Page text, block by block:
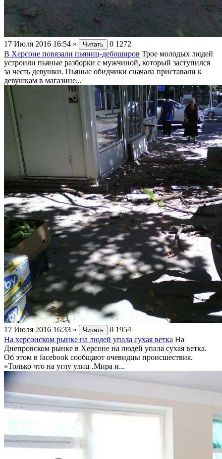
17 Июля 2016 16:54 » Читать 0 1272
В Херсоне повязали пьяниц-дебоширов Трое молодых людей
устроили пьяные разборки с мужчиной, который заступился
за честь девушки. Пьяные обидчики сначала приставали к
девушкам в магазине...
17 Июля 2016 16:33 » Читать 0 1954
На херсонском рынке на людей упала сухая ветка На
Днепровском рынке в Херсоне на людей упала сухая ветка.
Об этом в facebook сообщают очевидцы происшествия.
«Только что на углу улиц .Мира и...